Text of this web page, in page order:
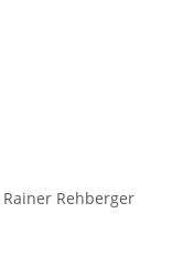
Rainer Rehberger